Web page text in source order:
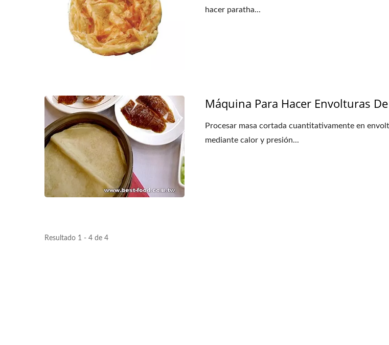
hacer paratha...
Máquina Para Hacer Envolturas
Procesar masa cortada cuantitativamente en
mediante calor y presión...
Resultado 1 - 4 de 4